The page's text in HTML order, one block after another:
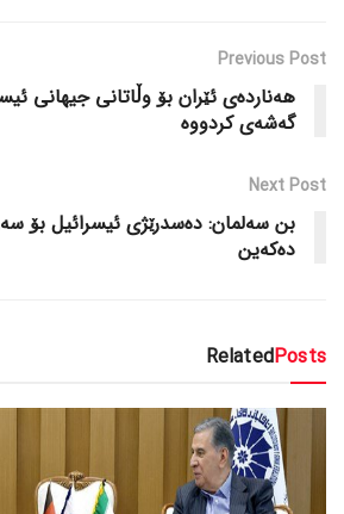
Previous Post
گەشەی کردووە
Next Post
بن سەلمان: دەسدرێژی ئیسرائیل بۆ سەر
دەکەین
RelatedPosts